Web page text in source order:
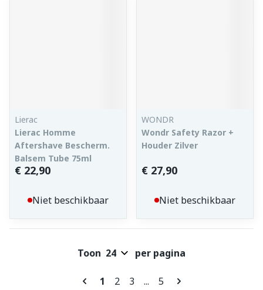
Lierac
Lierac Homme
Aftershave Bescherm.
Balsem Tube 75ml
€ 22,90
Niet beschikbaar
WONDR
Wondr Safety Razor +
Houder Zilver
€ 27,90
Niet beschikbaar
Pagina's
U lees momenteel pagina
1 Pagina
2 Pagina
3 ... Pagina
5
Toon per pagina